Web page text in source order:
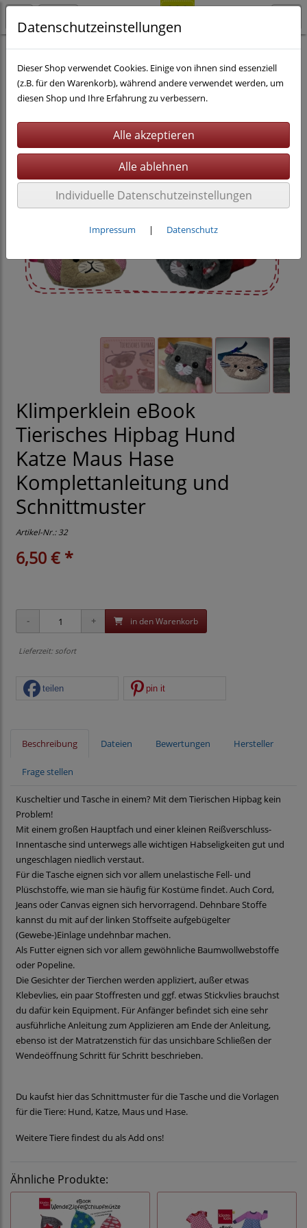
Nähen eBooks Taschen
Klimperklein eBook
Tierisches Hipbag Hund
Katze Maus Hase
Komplettanleitung und
Schnittmuster
Artikel-Nr.:32
6,50 € *
in den Warenkorb
Lieferzeit: sofort
teilen pin it
Beschreibung Dateien Bewertungen Hersteller
Frage stellen
Kuscheltier und Tasche in einem? Mit dem Tierischen Hipbag kein
Problem!
Mit einem großen Hauptfach und einer kleinen Reißverschluss-
Innentasche sind unterwegs alle wichtigen Habseligkeiten gut und
ungeschlagen niedlich verstaut.
Für die Tasche eignen sich vor allem unelastische Fell- und
Plüschstoffe, wie man sie häufig für Kostüme findet. Auch Cord,
Jeans oder Canvas eignen sich hervorragend. Dehnbare Stoffe
kannst du mit auf der linken Stoffseite aufgebügelter
(Gewebe-)Einlage undehnbar machen.
Als Futter eignen sich vor allem gewöhnliche Baumwollwebstoffe
oder Popeline.
Die Gesichter der Tierchen werden appliziert, außer etwas
Klebevlies, ein paar Stoffresten und ggf. etwas Stickvlies brauchst
du dafür kein Equipment. Für Anfänger befindet sich eine sehr
ausführliche Anleitung zum Applizieren am Ende der Anleitung,
ebenso ist der Matratzenstich für das unsichbare Schließen der
Wendeöffnung Schritt für Schritt beschrieben.
Du kaufst hier das Schnittmuster für die Tasche und die Vorlagen
für die Tiere: Hund, Katze, Maus und Hase.
Weitere Tiere findest du als Add ons!
Ähnliche Produkte:
Datenschutzeinstellungen
Dieser Shop verwendet Cookies. Einige von ihnen sind essenziell
(z.B. für den Warenkorb), während andere verwendet werden, um
diesen Shop und Ihre Erfahrung zu verbessern.
Individuelle Datenschutzeinstellungen
Impressum | Datenschutz